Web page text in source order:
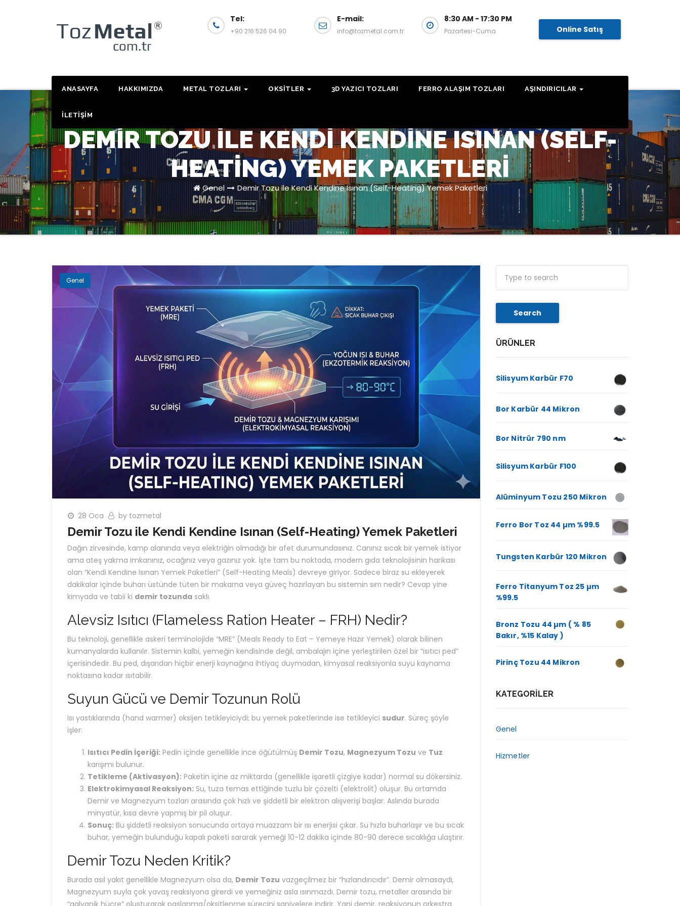
Tel:
+90 216 526 04 90
E-mail:
info@tozmetal.com.tr
8:30 AM - 17:30 PM
Pazartesi-Cuma Online Satış
ANASAYFA HAKKIMIZDA METAL TOZLARI OKSITLER 3D YAZICI TOZLARI FERRO ALAŞIM TOZLARI AŞINDIRICILAR
İLETİŞİM
DEMIR TOZU ILE KENDI KENDINE ISINAN (SELF-
HEATING) YEMEK PAKETLERI
Genel Demir Tozu ile Kendi Kendine Isınan (Self-Heating) Yemek Paketleri
Genel
28 Oca by tozmetal
Demir Tozu ile Kendi Kendine Isınan (Self-Heating) Yemek Paketleri
Dağın zirvesinde, kamp alanında veya elektriğin olmadığı bir afet durumundasınız. Canınız sıcak bir yemek istiyor
ama ateş yakma imkanınız, ocağınız veya gazınız yok. İşte tam bu noktada, modern gıda teknolojisinin harikası
olan “Kendi Kendine Isınan Yemek Paketleri” (Self-Heating Meals) devreye giriyor. Sadece biraz su ekleyerek
dakikalar içinde buharı üstünde tüten bir makarna veya güveç hazırlayan bu sistemin sırrı nedir? Cevap yine
kimyada ve tabii ki demir tozunda saklı.
Alevsiz Isıtıcı (Flameless Ration Heater – FRH) Nedir?
Bu teknoloji, genellikle askeri terminolojide “MRE” (Meals Ready to Eat – Yemeye Hazır Yemek) olarak bilinen
kumanyalarda kullanılır. Sistemin kalbi, yemeğin kendisinde değil, ambalajın içine yerleştirilen özel bir “ısıtıcı ped”
içerisindedir. Bu ped, dışarıdan hiçbir enerji kaynağına ihtiyaç duymadan, kimyasal reaksiyonla suyu kaynama
noktasına kadar ısıtabilir.
Suyun Gücü ve Demir Tozunun Rolü
Isı yastıklarında (hand warmer) oksijen tetikleyiciydi; bu yemek paketlerinde ise tetikleyici sudur. Süreç şöyle
işler:
Isıtıcı Pedin İçeriği: Pedin içinde genellikle ince öğütülmüş Demir Tozu, Magnezyum Tozu ve Tuz
karışımı bulunur.
Tetikleme (Aktivasyon): Paketin içine az miktarda (genellikle işaretli çizgiye kadar) normal su dökersiniz.
Elektrokimyasal Reaksiyon: Su, tuza temas ettiğinde tuzlu bir çözelti (elektrolit) oluşur. Bu ortamda
Demir ve Magnezyum tozları arasında çok hızlı ve şiddetli bir elektron alışverişi başlar. Aslında burada
minyatür, kısa devre yapmış bir pil oluşur.
Sonuç: Bu şiddetli reaksiyon sonucunda ortaya muazzam bir ısı enerjisi çıkar. Su hızla buharlaşır ve bu sıcak
buhar, yemeğin bulunduğu kapalı paketi sararak yemeği 10-12 dakika içinde 80-90 derece sıcaklığa ulaştırır.
Demir Tozu Neden Kritik?
Burada asıl yakıt genellikle Magnezyum olsa da, Demir Tozu vazgeçilmez bir “hızlandırıcıdır”. Demir olmasaydı,
Magnezyum suyla çok yavaş reaksiyona girerdi ve yemeğiniz asla ısınmazdı. Demir tozu, metaller arasında bir
Search
ÜRÜNLER
Silisyum Karbür F70
Bor Karbür 44 Mikron
Bor Nitrür 790 nm
Silisyum Karbür F100
Alüminyum Tozu 250 Mikron
Ferro Bor Toz 44 µm %99.5
Tungsten Karbür 120 Mikron
Ferro Titanyum Toz 25 µm
%99.5
Bronz Tozu 44 µm ( % 85
Bakır, %15 Kalay )
Pirinç Tozu 44 Mikron
KATEGORILER
Genel
Hizmetler